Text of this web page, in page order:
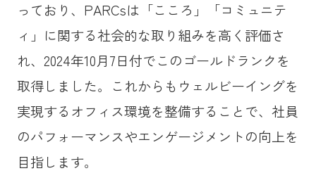
っており、PARCsは「こころ」「コミュニテ
ィ」に関する社会的な取り組みを高く評価さ
れ、2024年10月7日付でこのゴールドランクを
取得しました。これからもウェルビーイングを
実現するオフィス環境を整備することで、社員
のパフォーマンスやエンゲージメントの向上を
目指します。